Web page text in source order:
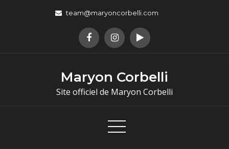
team@maryoncorbelli.com
Maryon Corbelli
Site officiel de Maryon Corbelli